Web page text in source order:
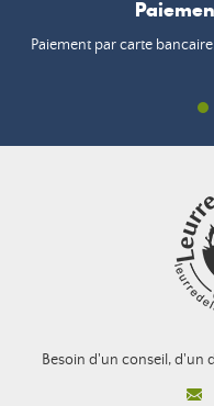
Paiement par carte
Besoin d'un conseil, d'un